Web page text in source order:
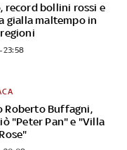
record bollini rossi e
gialla maltempo in
23:58
Roberto Buffagni,
"Peter Pan" e "Villa